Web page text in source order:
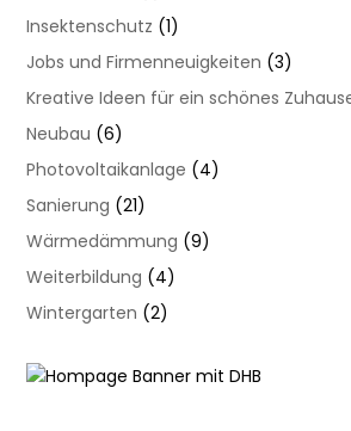
Insektenschutz (1)
Jobs und Firmenneuigkeiten (3)
Kreative Ideen für ein schönes
Neubau (6)
Photovoltaikanlage (4)
Sanierung (21)
Wärmedämmung (9)
Weiterbildung (4)
Wintergarten (2)